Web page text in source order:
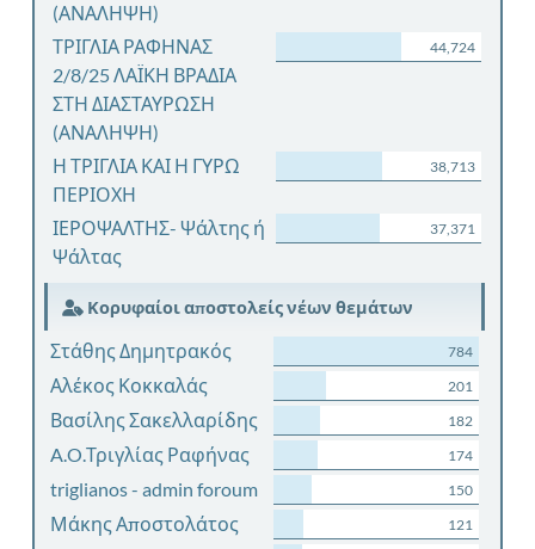
(ΑΝΑΛΗΨΗ)
ΤΡΙΓΛΙΑ ΡΑΦΗΝΑΣ
2/8/25 ΛΑΪΚΗ ΒΡΑΔΙΑ
ΣΤΗ ΔΙΑΣΤΑΥΡΩΣΗ
(ΑΝΑΛΗΨΗ)
44,724
Η ΤΡΙΓΛΙΑ ΚΑΙ Η ΓΥΡΩ
ΠΕΡΙΟΧΗ
38,713
ΙΕΡΟΨΑΛΤΗΣ- Ψάλτης ή
Ψάλτας
37,371
Κορυφαίοι αποστολείς νέων θεμάτων
Στάθης Δημητρακός 784
Αλέκος Κοκκαλάς 201
Βασίλης Σακελλαρίδης 182
A.O.Τριγλίας Ραφήνας 174
triglianos - admin foroum 150
Μάκης Αποστολάτος 121